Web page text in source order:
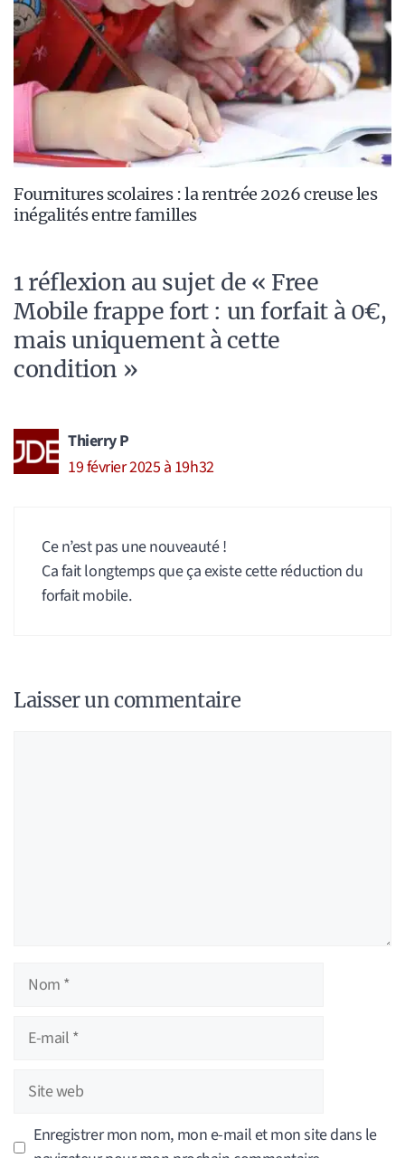
Fournitures scolaires : la rentrée 2026 creuse les
inégalités entre familles
1 réflexion au sujet de « Free
Mobile frappe fort : un forfait à 0€,
mais uniquement à cette
condition »
Thierry P
19 février 2025 à 19h32
Ce n’est pas une nouveauté !
Ca fait longtemps que ça existe cette réduction du
forfait mobile.
Laisser un commentaire
Nom
Site
web
Enregistrer mon nom, mon e-mail et mon site dans le